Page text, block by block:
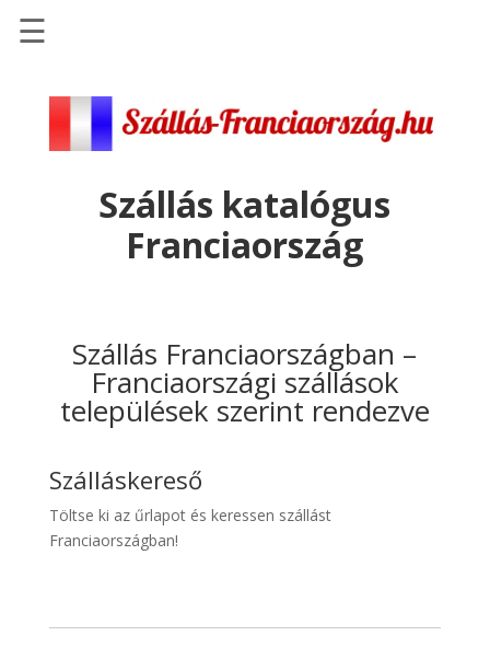
Szállások
Repülőjegy
pénzvisszatérítéssel
Discover
Cars
Transzfer
Taxi
☰
Szállás katalógus
Franciaország
Szállás Franciaországban –
Franciaországi szállások
települések szerint rendezve
Szálláskereső
Töltse ki az űrlapot és keressen szállást
Franciaországban!